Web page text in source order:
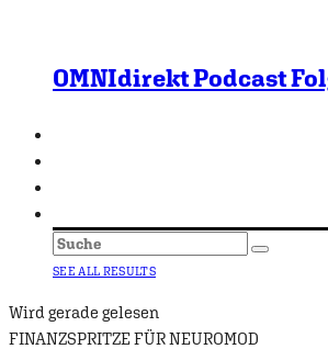
OMNIdirekt Podcast
SEE ALL RESULTS
Wird gerade gelesen
FINANZSPRITZE FÜR NEUROMOD